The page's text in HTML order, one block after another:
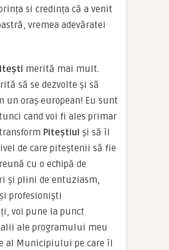
si credința că a venit
vremea adevăratei
merită mai mult.
să se dezvolte şi să
un oraş european! Eu sunt
cand voi fi ales primar
Piteştiul şi să îl
de care piteştenii să fie
cu o echipă de
şi plini de entuziasm,
profesioniști
voi pune la punct
ale programului meu
al Municipiului pe care îl